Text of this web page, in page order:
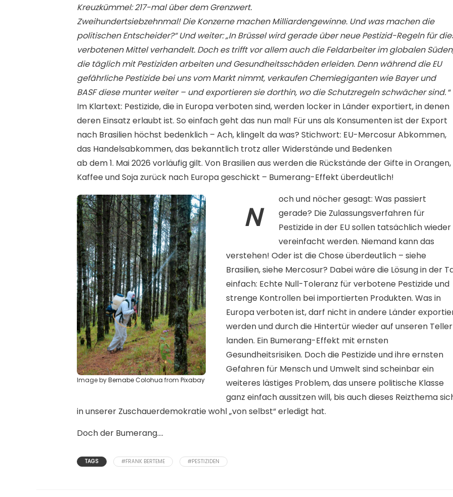
Kreuzkümmel: 217-mal über dem Grenzwert.
Zweihundertsiebzehnmal! Die Konzerne machen Milliardengewinne. Und was machen die
politischen Entscheider?“ Und weiter: „In Brüssel wird gerade über neue Pestizid-Regeln für
verbotenen Mittel verhandelt. Doch es trifft vor allem auch die Feldarbeiter im globalen
die täglich mit Pestiziden arbeiten und Gesundheitsschäden erleiden. Denn während die EU
gefährliche Pestizide bei uns vom Markt nimmt, verkaufen Chemiegiganten wie Bayer und
BASF diese munter weiter – und exportieren sie dorthin, wo die Schutzregeln schwächer sind.“
Im Klartext: Pestizide, die in Europa verboten sind, werden locker in Länder exportiert, in denen
deren Einsatz erlaubt ist. So einfach geht das nun mal! Für uns als Konsumenten ist der Export
nach Brasilien höchst bedenklich – Ach, klingelt da was? Stichwort: EU-Mercosur Abkommen,
das Handelsabkommen, das bekanntlich trotz aller Widerstände und Bedenken
ab dem 1. Mai 2026 vorläufig gilt. Von Brasilien aus werden die Rückstände der Gifte in Orangen,
Kaffee und Soja zurück nach Europa geschickt – Bumerang-Effekt überdeutlich!
Image byBernabe Colohua from Pixabay
N
och und nöcher gesagt: Was passiert
gerade? Die Zulassungsverfahren für
Pestizide in der EU sollen tatsächlich wieder
vereinfacht werden. Niemand kann das
verstehen! Oder ist die Chose überdeutlich – siehe
Brasilien, siehe Mercosur? Dabei wäre die Lösung in der
einfach: Echte Null-Toleranz für verbotene Pestizide und
strenge Kontrollen bei importierten Produkten. Was in
Europa verboten ist, darf nicht in andere Länder
werden und durch die Hintertür wieder auf unseren
landen. Ein Bumerang-Effekt mit ernsten
Gesundheitsrisiken. Doch die Pestizide und ihre ernsten
Gefahren für Mensch und Umwelt sind scheinbar ein
weiteres lästiges Problem, das unsere politische Klasse
ganz einfach aussitzen will, bis auch dieses Reizthema
in unserer Zuschauerdemokratie wohl „von selbst“ erledigt hat.
Doch der Bumerang….
TAGS #FRANK BERTEME #PESTIZIDEN